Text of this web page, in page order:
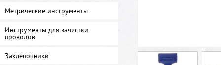
Метрические инструменты
Инструменты для зачистки
проводов
Заклепочники